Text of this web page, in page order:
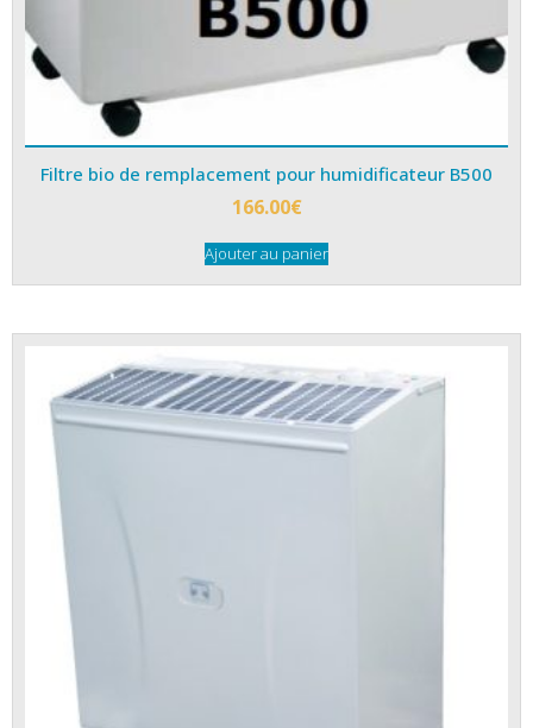
Filtre bio de remplacement pour humidificateur B500
166.00€
Ajouter au panier